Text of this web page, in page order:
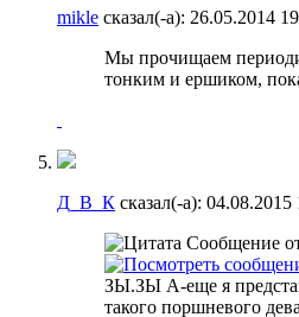
mikle сказал(-а): 26.05.2014
Мы прочищаем
тонким и ершиком,
Д_В_К сказал(-а): 04.08.2015
Сообщение
ЗЫ.ЗЫ А-еще я
такого поршневого